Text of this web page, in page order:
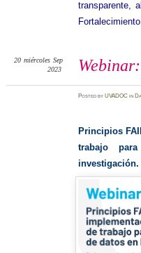
transparente,
20 miércoles Sep
2023
PostedbyUVADOC in
Principios
trabajo
investigación.